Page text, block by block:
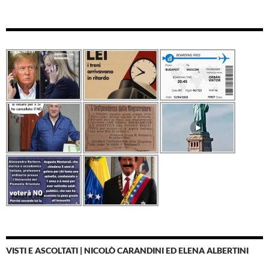
VISTI E ASCOLTATI | NICOLÒ CARANDINI ED ELENA ALBERTINI